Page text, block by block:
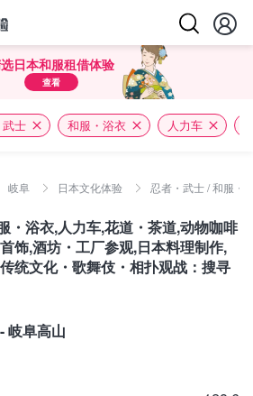
日本和服租借体验
查看
士 和服・浴衣 人力车
岐阜 日本文化体验 忍者・武士 / 和服・
・浴衣,人力车,花道・茶道,动物咖啡
饰,酒坊・工厂参观,日本料理制作,
统文化・歌舞伎・相扑观战：搜寻
岐阜高山